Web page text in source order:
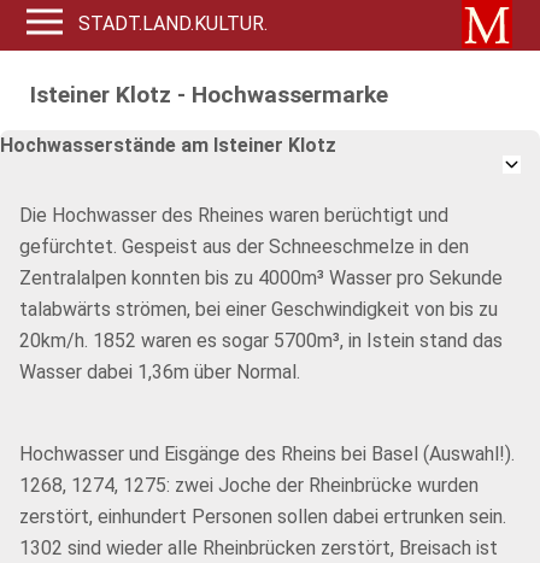
STADT.LAND.KULTUR.
Isteiner Klotz - Hochwassermarke
Hochwasserstände am Isteiner Klotz
Die Hochwasser des Rheines waren berüchtigt und
gefürchtet. Gespeist aus der Schneeschmelze in den
Zentralalpen konnten bis zu 4000m³ Wasser pro Sekunde
talabwärts strömen, bei einer Geschwindigkeit von bis zu
20km/h. 1852 waren es sogar 5700m³, in Istein stand das
Wasser dabei 1,36m über Normal.
Hochwasser und Eisgänge des Rheins bei Basel (Auswahl!).
1268, 1274, 1275: zwei Joche der Rheinbrücke wurden
zerstört, einhundert Personen sollen dabei ertrunken sein.
1302 sind wieder alle Rheinbrücken zerstört, Breisach ist